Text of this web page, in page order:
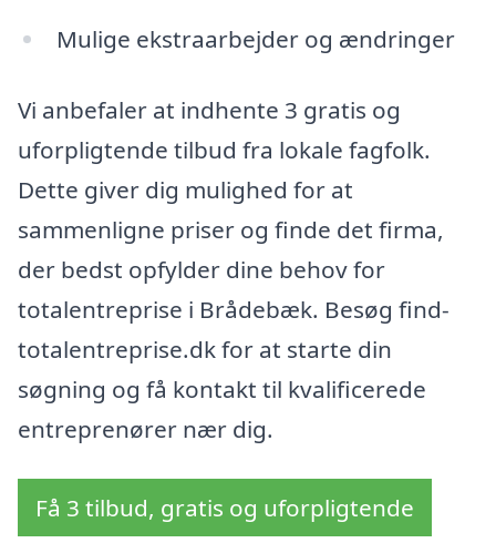
Mulige ekstraarbejder og ændringer
Vi anbefaler at indhente 3 gratis og
uforpligtende tilbud fra lokale fagfolk.
Dette giver dig mulighed for at
sammenligne priser og finde det firma,
der bedst opfylder dine behov for
totalentreprise i Brådebæk. Besøg find-
totalentreprise.dk for at starte din
søgning og få kontakt til kvalificerede
entreprenører nær dig.
Få 3 tilbud, gratis og uforpligtende